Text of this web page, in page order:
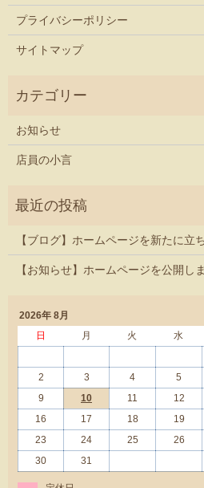
プライバシーポリシー
サイトマップ
お知らせ
店員の小言
【ブログ】ホームページを新たに立
【お知らせ】ホームページを公開し
2026年 8月
日
月 火 水
2
3 4 5
9
10 11 12
16
17 18 19
23
24 25 26
30
31